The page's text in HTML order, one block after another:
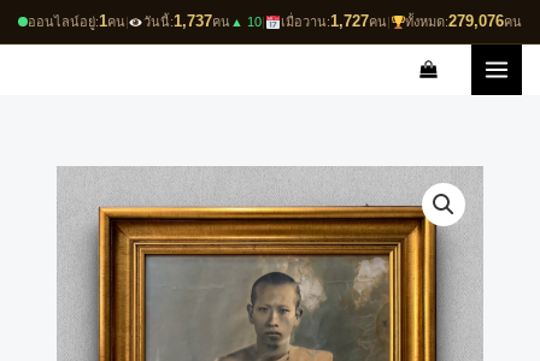
ออนไลน์อยู่:1คน| วันนี้:1,737คน ▲ 10| เมื่อวาน:1,727คน| ทั้งหมด:279,076คน
Skip
to